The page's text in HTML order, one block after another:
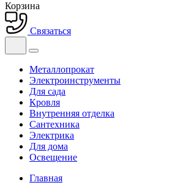
Корзина
Связаться
Металлопрокат
Электроинструменты
Для сада
Кровля
Внутренняя отделка
Сантехника
Электрика
Для дома
Освещение
Главная